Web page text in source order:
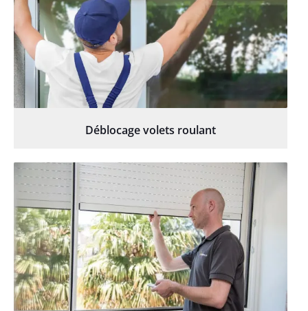
Déblocage volets roulant